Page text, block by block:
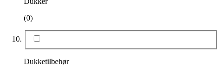
(0)
Dukketilbehør